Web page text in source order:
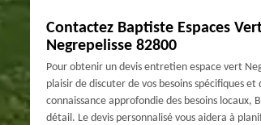
Contactez Baptiste Espaces
Negrepelisse 82800
Pour obtenir un devis entretien espace vert
plaisir de discuter de vos besoins spécifiques
connaissance approfondie des besoins locaux,
détail. Le devis personnalisé vous aidera à